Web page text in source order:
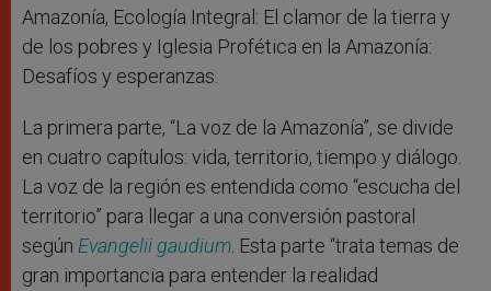
Amazonía, Ecología Integral: El clamor de la tierra y
de los pobres y Iglesia Profética en la Amazonía:
Desafíos y esperanzas.
La primera parte, “La voz de la Amazonía”, se divide
en cuatro capítulos: vida, territorio, tiempo y diálogo.
La voz de la región es entendida como “escucha del
territorio” para llegar a una conversión pastoral
según Evangelii gaudium . Esta parte “trata temas de
gran importancia para entender la realidad